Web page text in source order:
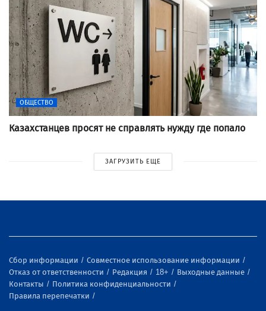
ОБЩЕСТВО
Казахстанцев просят не справлять нужду где попало
ЗАГРУЗИТЬ ЕЩЕ
Сбор информации
Совместное использование информации
Отказ от ответственности
Редакция 18+
Выходные данные
Контакты
Политика конфиденциальности
Правила перепечатки